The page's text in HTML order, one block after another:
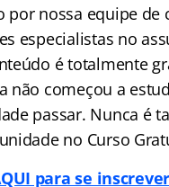
por nossa equipe de
especialistas no
é totalmente
não começou a
passar. Nunca é
no Curso
para se